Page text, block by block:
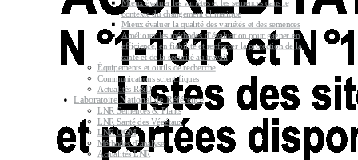
Mieux évaluer les variétés et les semences dans le
contexte du changement climatique
Mieux évaluer la qualité des variétés et des semences
Améliorer les méthodes d’évaluation pour gagner en
efficience, en fiabilité et renforcer la protection de la
santé et de la sécurité au travail
Équipements et outils de recherche
Communications scientifiques
Actualités R&D
Laboratoire National de Référence
LNR Semences & Plants
LNR Santé des Végétaux
LNR OGM
Méthodes d’analyse
Actualités LNR